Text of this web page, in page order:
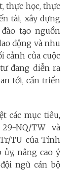
thực học, thực
tài, xây dựng
tạo nguồn
động và nhu
cảnh của cuộc
đang diễn ra
tới, cần triển
các mục tiêu,
NQ/TW và
TU của Tỉnh
ủy, nâng cao ý
ngũ cán bộ